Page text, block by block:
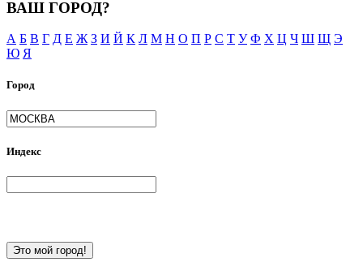
ВАШ ГОРОД?
А Б В Г Д Е Ж З И Й К Л М Н О П Р С Т У Ф Х Ц Ч Ш Щ Э
Ю Я
Город
Индекс
Это мой город!